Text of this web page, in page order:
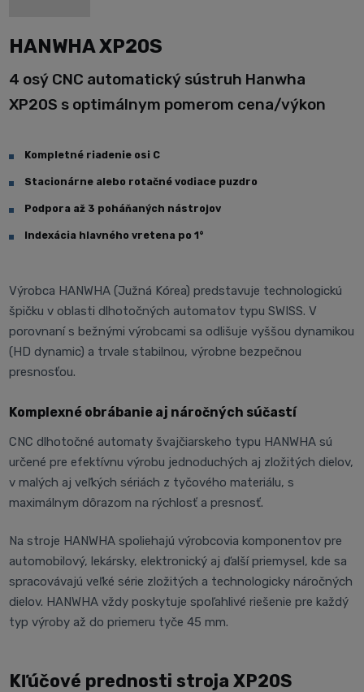
HANWHA XP20S
4 osý CNC automatický sústruh Hanwha
XP20S s optimálnym pomerom cena/výkon
Kompletné riadenie osi C
Stacionárne alebo rotačné vodiace puzdro
Podpora až 3 poháňaných nástrojov
Indexácia hlavného vretena po 1°
Výrobca HANWHA (Južná Kórea) predstavuje technologickú
špičku v oblasti dlhotočných automatov typu SWISS. V
porovnaní s bežnými výrobcami sa odlišuje vyššou dynamikou
(HD dynamic) a trvale stabilnou, výrobne bezpečnou
presnosťou.
Komplexné obrábanie aj náročných súčastí
CNC dlhotočné automaty švajčiarskeho typu HANWHA sú
určené pre efektívnu výrobu jednoduchých aj zložitých dielov,
v malých aj veľkých sériách z tyčového materiálu, s
maximálnym dôrazom na rýchlosť a presnosť.
Na stroje HANWHA spoliehajú výrobcovia komponentov pre
automobilový, lekársky, elektronický aj ďalší priemysel, kde sa
spracovávajú veľké série zložitých a technologicky náročných
dielov. HANWHA vždy poskytuje spoľahlivé riešenie pre každý
typ výroby až do priemeru tyče 45 mm.
Kľúčové prednosti stroja XP20S